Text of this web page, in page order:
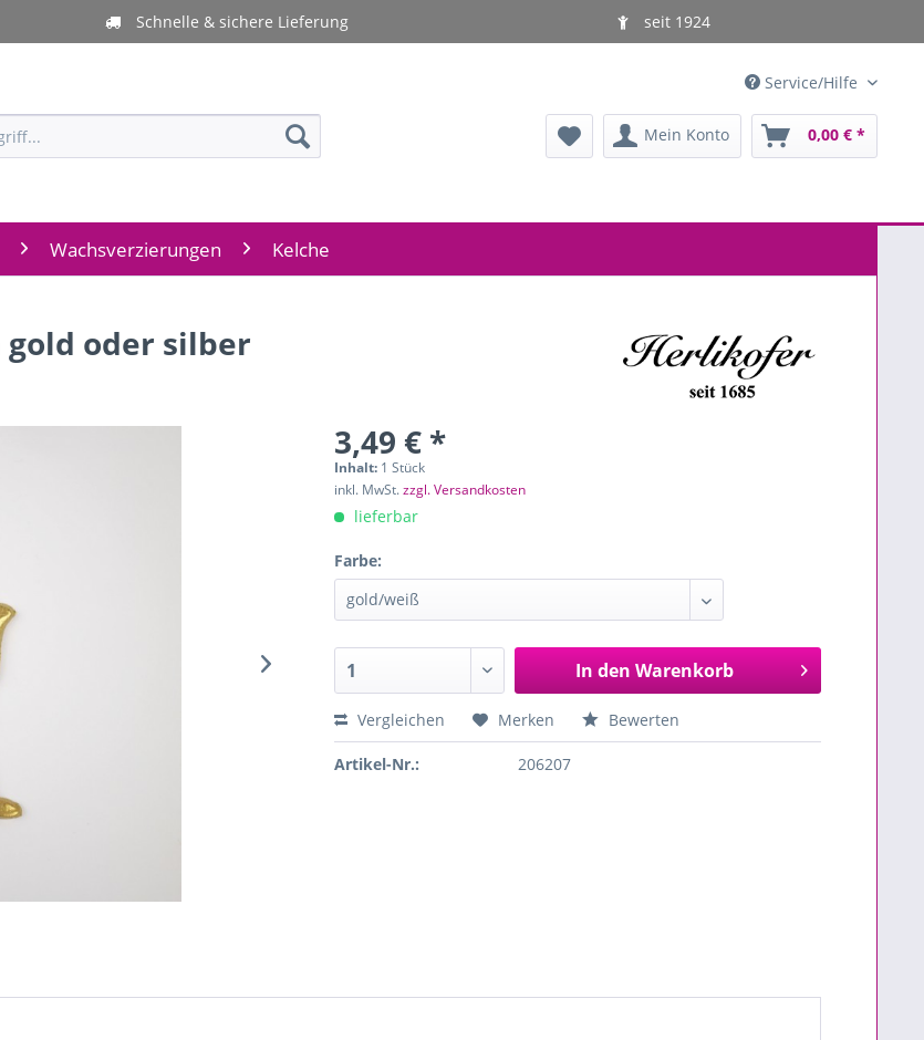
Schnelle & sichere Lieferung seit 1924
Service/Hilfe
Mein Konto 0,00 € *
Wachsverzierungen Kelche
gold oder silber
3,49 € *
Inhalt: 1 Stück
inkl. MwSt.zzgl. Versandkosten
lieferbar
Farbe:
In den Warenkorb
Vergleichen Merken Bewerten
Artikel-Nr.: 206207